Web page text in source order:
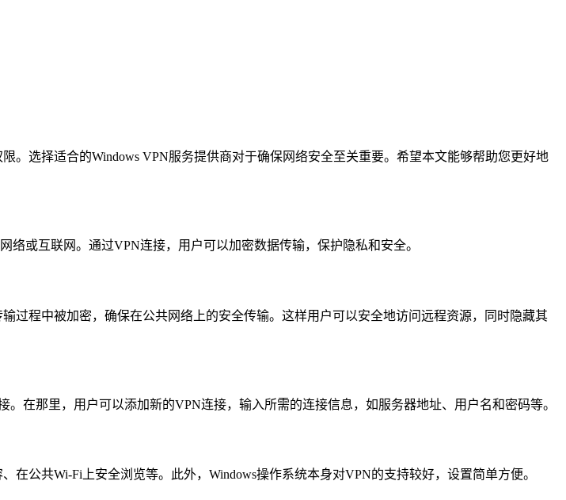
。选择适合的Windows VPN服务提供商对于确保网络安全至关重要。希望本文能够帮助您更好地
络或互联网。通过VPN连接，用户可以加密数据传输，保护隐私和安全。
过程中被加密，确保在公共网络上的安全传输。这样用户可以安全地访问远程资源，同时隐藏其
。在那里，用户可以添加新的VPN连接，输入所需的连接信息，如服务器地址、用户名和密码等。
公共Wi-Fi上安全浏览等。此外，Windows操作系统本身对VPN的支持较好，设置简单方便。